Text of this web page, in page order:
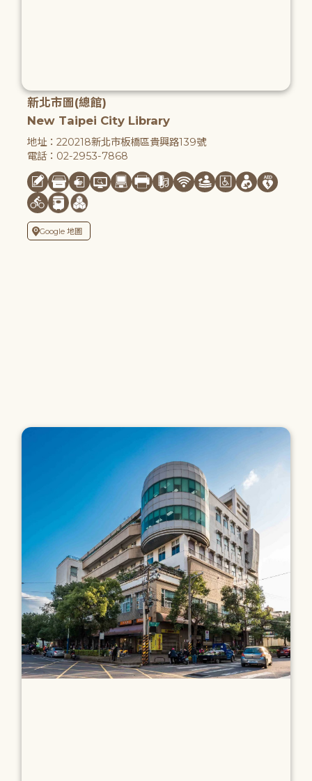
新北市圖(總館)
New Taipei City Library
地址：220218新北市板橋區貴興路139號
電話：02-2953-7868
Google 地圖